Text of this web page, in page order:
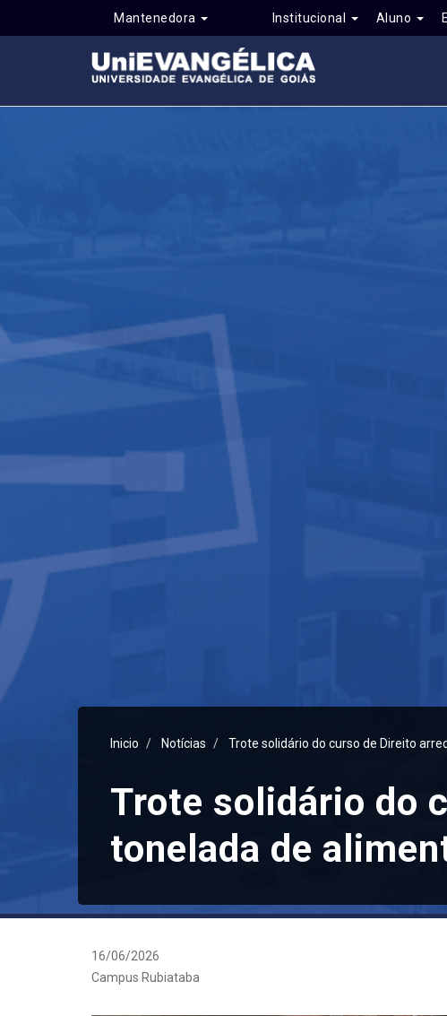
Mantenedora Institucional Aluno
Inicio Notícias Trote solidário do curso de Direito
Trote solidário do
tonelada de
16/06/2026
Campus Rubiataba